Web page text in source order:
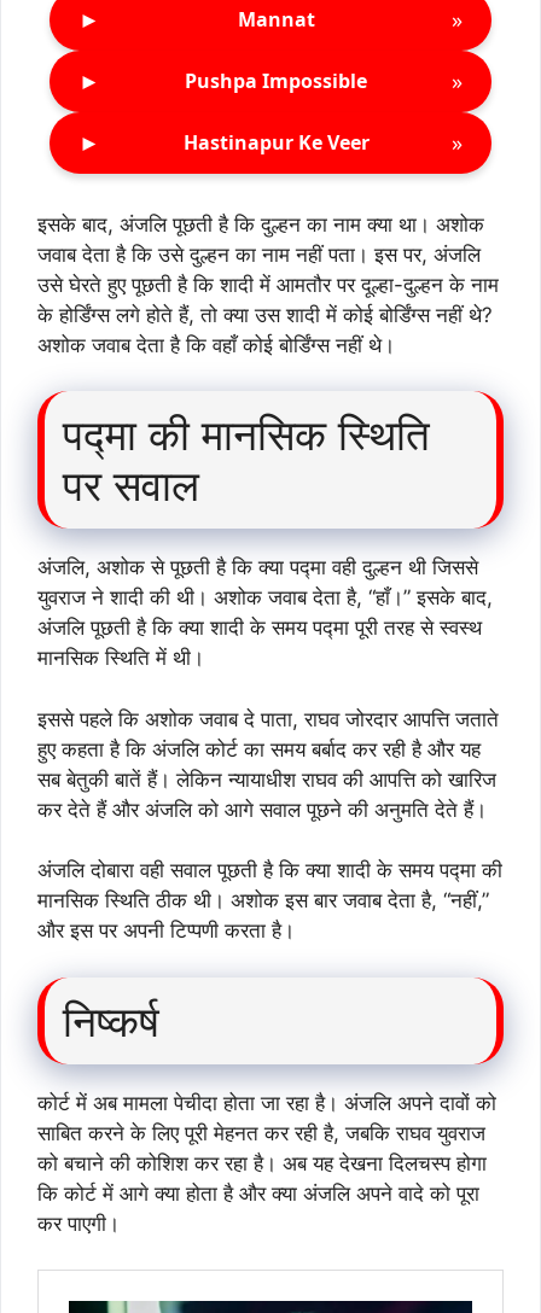
► Mannat »
► Pushpa Impossible »
► Hastinapur Ke Veer »
इसके बाद, अंजलि पूछती है कि दुल्हन का नाम क्या था। अशोक
जवाब देता है कि उसे दुल्हन का नाम नहीं पता। इस पर, अंजलि
उसे घेरते हुए पूछती है कि शादी में आमतौर पर दूल्हा-दुल्हन के नाम
के होर्डिंग्स लगे होते हैं, तो क्या उस शादी में कोई बोर्डिंग्स नहीं थे?
अशोक जवाब देता है कि वहाँ कोई बोर्डिंग्स नहीं थे।
पद्मा की मानसिक स्थिति
पर सवाल
अंजलि, अशोक से पूछती है कि क्या पद्मा वही दुल्हन थी जिससे
युवराज ने शादी की थी। अशोक जवाब देता है, “हाँ।” इसके बाद,
अंजलि पूछती है कि क्या शादी के समय पद्मा पूरी तरह से स्वस्थ
मानसिक स्थिति में थी।
इससे पहले कि अशोक जवाब दे पाता, राघव जोरदार आपत्ति जताते
हुए कहता है कि अंजलि कोर्ट का समय बर्बाद कर रही है और यह
सब बेतुकी बातें हैं। लेकिन न्यायाधीश राघव की आपत्ति को खारिज
कर देते हैं और अंजलि को आगे सवाल पूछने की अनुमति देते हैं।
अंजलि दोबारा वही सवाल पूछती है कि क्या शादी के समय पद्मा की
मानसिक स्थिति ठीक थी। अशोक इस बार जवाब देता है, “नहीं,”
और इस पर अपनी टिप्पणी करता है।
निष्कर्ष
कोर्ट में अब मामला पेचीदा होता जा रहा है। अंजलि अपने दावों को
साबित करने के लिए पूरी मेहनत कर रही है, जबकि राघव युवराज
को बचाने की कोशिश कर रहा है। अब यह देखना दिलचस्प होगा
कि कोर्ट में आगे क्या होता है और क्या अंजलि अपने वादे को पूरा
कर पाएगी।